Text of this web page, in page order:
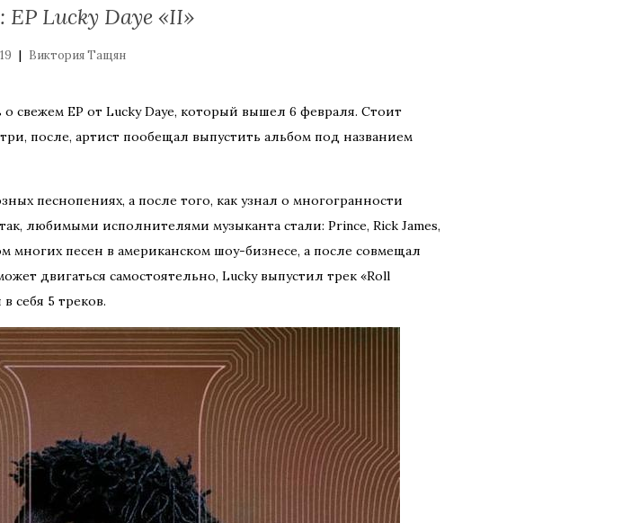
Lucky Daye «II»
| Виктория Тащян
свежем EP от Lucky Daye, который вышел 6 февраля. Стоит
после, артист пообещал выпустить альбом под названием
песнопениях, а после того, как узнал о многогранности
любимыми исполнителями музыканта стали: Prince, Rick James,
многих песен в американском шоу-бизнесе, а после совмещал
двигаться самостоятельно, Lucky выпустил трек «Roll
себя 5 треков.